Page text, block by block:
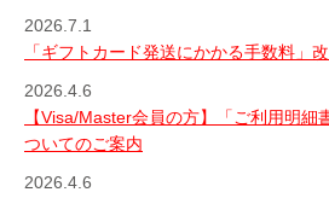
2026.7.1
「ギフトカード発送にかかる手数料」
2026.4.6
【Visa/Master会員の方】「ご利用明細
ついてのご案内
2026.4.6